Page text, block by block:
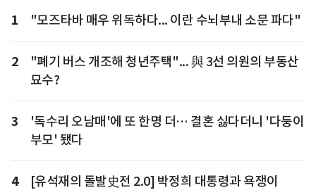
1 "모즈타바 매우 위독하다... 이란 수뇌부내 소문 파다"
2
"폐기 버스 개조해 청년주택"... 與 3선 의원의 부동산
묘수?
3
'독수리 오남매'에 또 한명 더… 결혼 싫다더니 '다둥이
부모' 됐다
4
[유석재의 돌발史전 2.0] 박정희 대통령과 욕쟁이